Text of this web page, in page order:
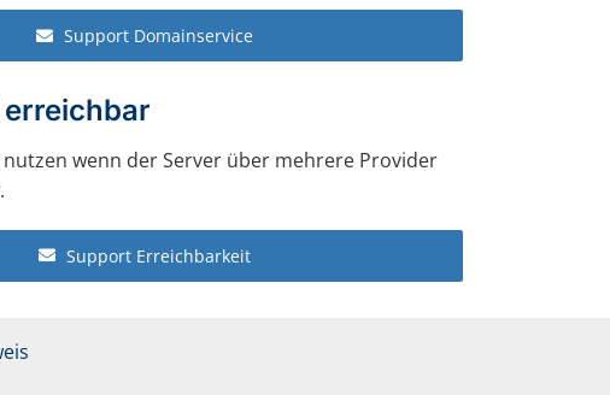
Support Domainservice
wenn der Server über mehrere Provider
Support Erreichbarkeit